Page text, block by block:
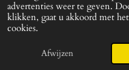
advertenties weer te geven.
klikken, gaat u akkoord met
cookies.
Afwijzen
E-mailadres